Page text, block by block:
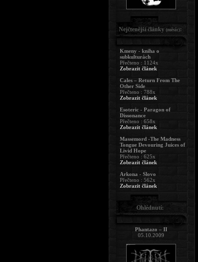
Nejčtenější články (měsíc):
Kmeny - kniha o
subkulturách
Přečteno : 1124x
Zobrazit článek
Cales – Return From The
Other Side
Přečteno : 788x
Zobrazit článek
Esoteric - Paragon of
Dissonance
Přečteno : 658x
Zobrazit článek
Massemord -The Madness
Tongue Devouring Juices of
Livid Hope
Přečteno : 625x
Zobrazit článek
Arkona - Slovo
Přečteno : 562x
Zobrazit článek
Ohlédnutí:
Phantazo – II
05.10.2009